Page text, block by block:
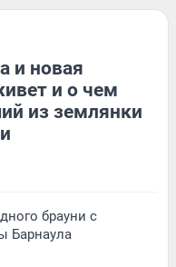
и новая
и о чем
из землянки
брауни с
Барнаула